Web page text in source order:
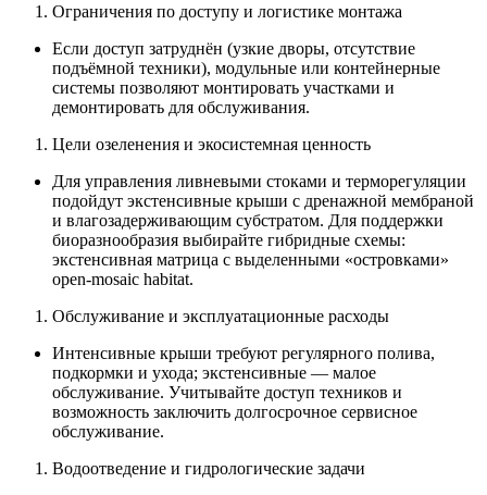
Ограничения по доступу и логистике монтажа
Если доступ затруднён (узкие дворы, отсутствие
подъёмной техники), модульные или контейнерные
системы позволяют монтировать участками и
демонтировать для обслуживания.
Цели озеленения и экосистемная ценность
Для управления ливневыми стоками и терморегуляции
подойдут экстенсивные крыши с дренажной мембраной
и влагозадерживающим субстратом. Для поддержки
биоразнообразия выбирайте гибридные схемы:
экстенсивная матрица с выделенными «островками»
open-mosaic habitat.
Обслуживание и эксплуатационные расходы
Интенсивные крыши требуют регулярного полива,
подкормки и ухода; экстенсивные — малое
обслуживание. Учитывайте доступ техников и
возможность заключить долгосрочное сервисное
обслуживание.
Водоотведение и гидрологические задачи